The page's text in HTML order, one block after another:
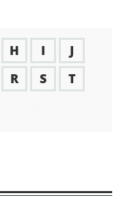
H I
J
R S
T